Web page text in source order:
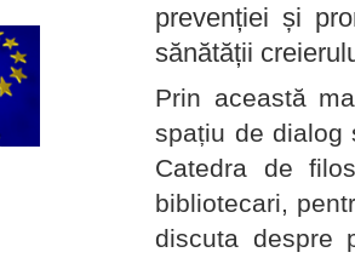
prevenției și
sănătății
Prin această
spațiu de dialog
Catedra de
bibliotecari,
discuta despre